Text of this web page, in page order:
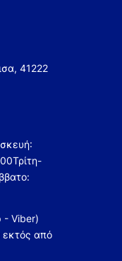
41222
Τρίτη-
- Viber)
εκτός από